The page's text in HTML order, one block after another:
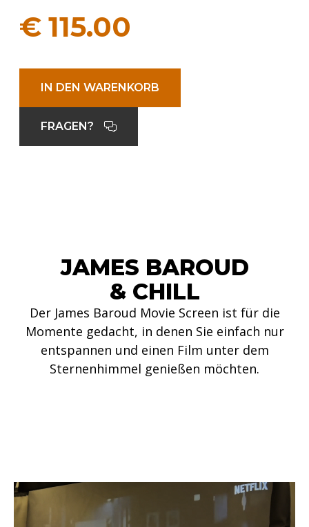
€ 115.00
IN DEN WARENKORB
FRAGEN?
JAMES BAROUD
& CHILL
Der James Baroud Movie Screen ist für die
Momente gedacht, in denen Sie einfach nur
entspannen und einen Film unter dem
Sternenhimmel genießen möchten.